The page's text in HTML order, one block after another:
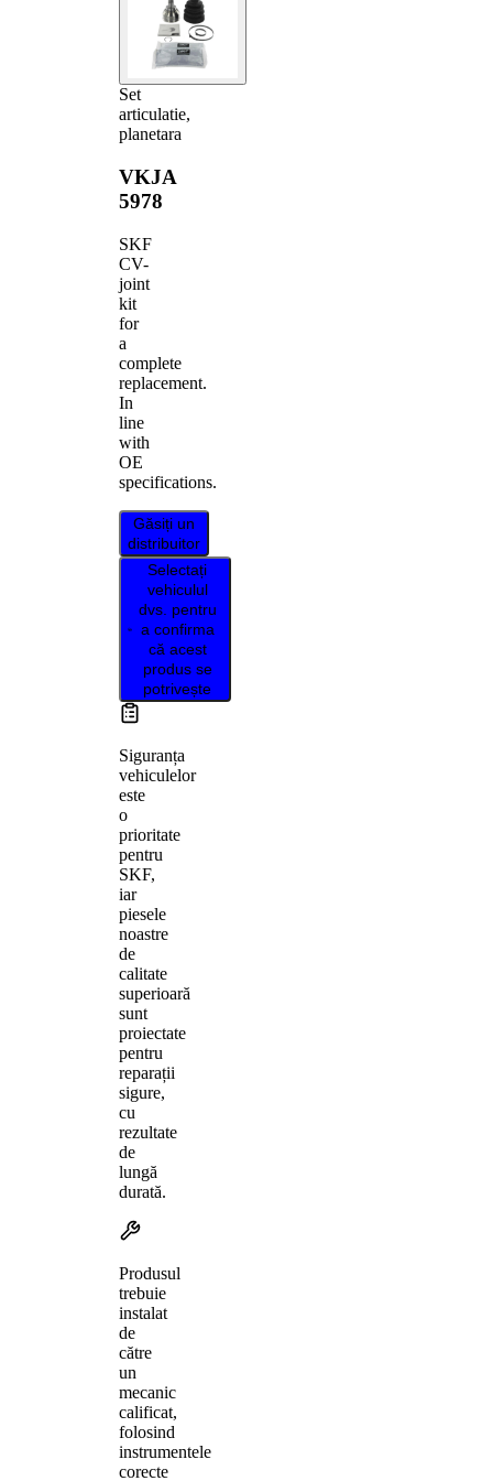
Set
articulatie,
planetara
VKJA
5978
SKF
CV-
joint
kit
for
a
complete
replacement.
In
line
with
OE
specifications.
Găsiți un
distribuitor
Selectați
vehiculul
dvs. pentru
a confirma
că acest
produs se
potrivește
Siguranța
vehiculelor
este
o
prioritate
pentru
SKF,
iar
piesele
noastre
de
calitate
superioară
sunt
proiectate
pentru
reparații
sigure,
cu
rezultate
de
lungă
durată.
Produsul
trebuie
instalat
de
către
un
mecanic
calificat,
folosind
instrumentele
corecte